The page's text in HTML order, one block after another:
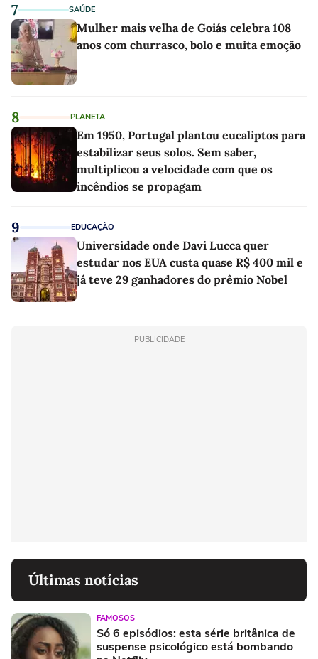
7 SAÚDE
Mulher mais velha de Goiás celebra 108
anos com churrasco, bolo e muita emoção
8 PLANETA
Em 1950, Portugal plantou eucaliptos para
estabilizar seus solos. Sem saber,
multiplicou a velocidade com que os
incêndios se propagam
9 EDUCAÇÃO
Universidade onde Davi Lucca quer
estudar nos EUA custa quase R$ 400 mil e
já teve 29 ganhadores do prêmio Nobel
PUBLICIDADE
Últimas notícias
FAMOSOS
Só 6 episódios: esta série britânica de
suspense psicológico está bombando